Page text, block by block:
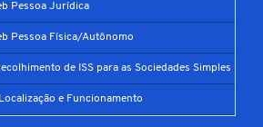
Pessoa Jurídica
Pessoa Física/Autônomo
de ISS para as Sociedades Simples
e Funcionamento